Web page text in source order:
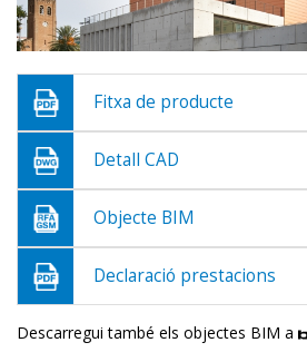
Fitxa de producte
Detall CAD
Objecte BIM
Declaració prestacions
Descarregui també els objectes BIM a